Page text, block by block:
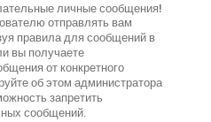
личные сообщения!
отправлять вам
правила для сообщений в
вы получаете
от конкретного
об этом администратора
запретить
сообщений.